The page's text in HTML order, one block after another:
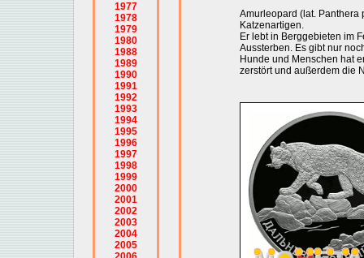
1977
1978
1979
1980
1988
1989
1990
1991
1992
1993
1994
1995
1996
1997
1998
1999
2000
2001
2002
2003
2004
2005
Amurleopard (lat. Panthera
Katzenartigen.
Er lebt in Berggebieten im
Aussterben. Es gibt nur
Hunde und Menschen hat
zerstört und außerdem die